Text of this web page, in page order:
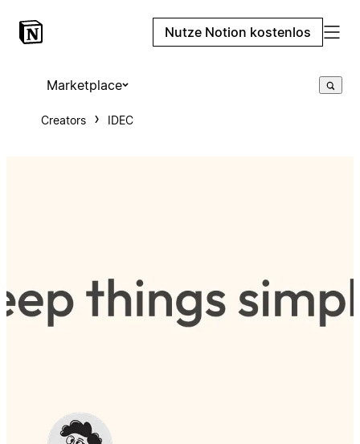
Nutze Notion kostenlos
Marketplace
Creators IDEC